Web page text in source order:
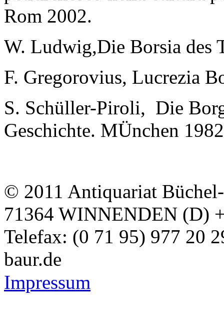
Rom 2002.
W. Ludwig,Die Borsia des
F. Gregorovius, Lucrezia
S. Schüller-Piroli, Die
Geschichte. MÜnchen
© 2011 Antiquariat
71364 WINNENDEN (D)
Telefax: (0 71 95) 977 20
baur.de
Impressum